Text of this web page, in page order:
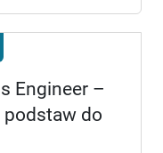
Engineer –
podstaw do